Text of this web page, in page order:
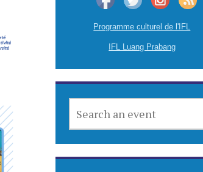
Programme culturel de l'IFL
IFL Luang Prabang
AN